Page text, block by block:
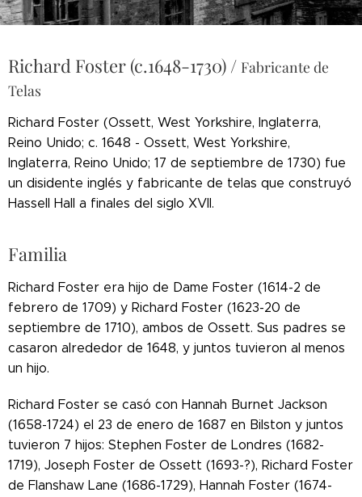
Richard Foster (c.1648-1730) / Fabricante de
Telas
Richard Foster (Ossett, West Yorkshire, Inglaterra,
Reino Unido; c. 1648 - Ossett, West Yorkshire,
Inglaterra, Reino Unido; 17 de septiembre de 1730) fue
un disidente inglés y fabricante de telas que construyó
Hassell Hall a finales del siglo XVII.
Familia
Richard Foster era hijo de Dame Foster (1614-2 de
febrero de 1709) y Richard Foster (1623-20 de
septiembre de 1710), ambos de Ossett. Sus padres se
casaron alrededor de 1648, y juntos tuvieron al menos
un hijo.
Richard Foster se casó con Hannah Burnet Jackson
(1658-1724) el 23 de enero de 1687 en Bilston y juntos
tuvieron 7 hijos: Stephen Foster de Londres (1682-
1719), Joseph Foster de Ossett (1693-?), Richard Foster
de Flanshaw Lane (1686-1729), Hannah Foster (1674-